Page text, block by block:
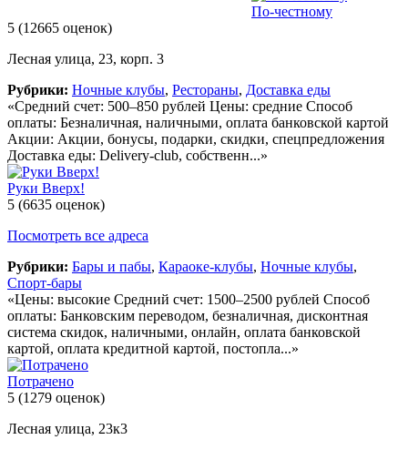
По-честному
5 (12665 оценок)
Лесная улица, 23, корп. 3
Рубрики: Ночные клубы, Рестораны, Доставка еды
«Средний счет: 500–850 рублей Цены: средние Способ
оплаты: Безналичная, наличными, оплата банковской картой
Акции: Акции, бонусы, подарки, скидки, спецпредложения
Доставка еды: Delivery-club, собственн...»
Руки Вверх!
5 (6635 оценок)
Посмотреть все адреса
Рубрики: Бары и пабы, Караоке-клубы, Ночные клубы,
Спорт-бары
«Цены: высокие Средний счет: 1500–2500 рублей Способ
оплаты: Банковским переводом, безналичная, дисконтная
система скидок, наличными, онлайн, оплата банковской
картой, оплата кредитной картой, постопла...»
Потрачено
5 (1279 оценок)
Лесная улица, 23к3